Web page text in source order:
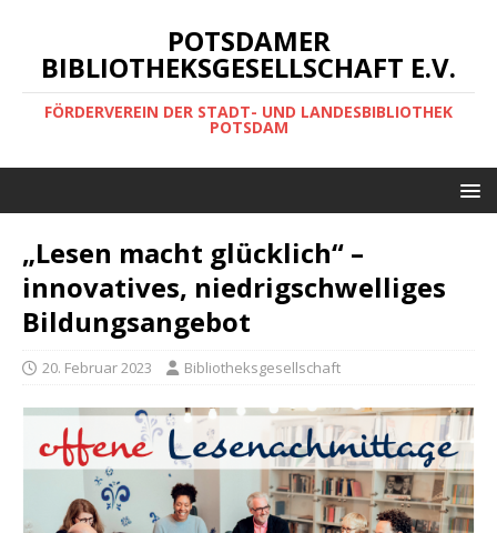
POTSDAMER
BIBLIOTHEKSGESELLSCHAFT E.V.
FÖRDERVEREIN DER STADT- UND LANDESBIBLIOTHEK
POTSDAM
„Lesen macht glücklich“ –
innovatives, niedrigschwelliges
Bildungsangebot
20. Februar 2023 Bibliotheksgesellschaft